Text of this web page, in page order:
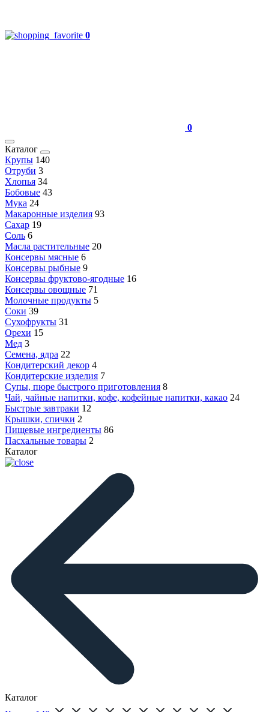
0
0
Каталог
Крупы 140
Отруби 3
Хлопья 34
Бобовые 43
Мука 24
Макаронные изделия 93
Сахар 19
Соль 6
Масла растительные 20
Консервы мясные 6
Консервы рыбные 9
Консервы фруктово-ягодные 16
Консервы овощные 71
Молочные продукты 5
Соки 39
Сухофрукты 31
Орехи 15
Мед 3
Семена, ядра 22
Кондитерский декор 4
Кондитерские изделия 7
Супы, пюре быстрого приготовления 8
Чай, чайные напитки, кофе, кофейные напитки, какао 24
Быстрые завтраки 12
Крышки, спички 2
Пищевые ингредиенты 86
Пасхальные товары 2
Каталог
Каталог